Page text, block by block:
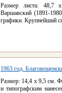
Размер листа: 48,7
Варшавский (1891-
графики. Крупнейший
1963 год.
Размер: 14,4 х 9,5 см.
и типографским